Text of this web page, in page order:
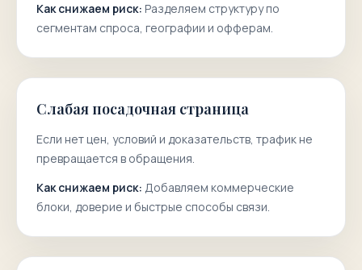
Как снижаем риск: Разделяем структуру по
сегментам спроса, географии и офферам.
Слабая посадочная страница
Если нет цен, условий и доказательств, трафик не
превращается в обращения.
Как снижаем риск: Добавляем коммерческие
блоки, доверие и быстрые способы связи.